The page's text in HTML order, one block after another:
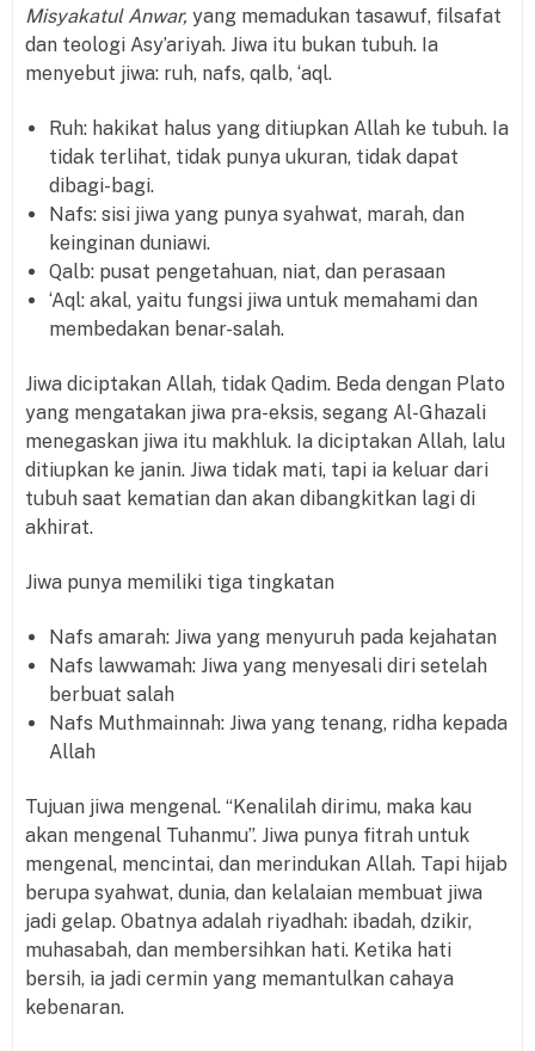
Misyakatul Anwar, yang memadukan tasawuf, filsafat
dan teologi Asy’ariyah. Jiwa itu bukan tubuh. Ia
menyebut jiwa: ruh, nafs, qalb, ‘aql.
Ruh: hakikat halus yang ditiupkan Allah ke tubuh. Ia
tidak terlihat, tidak punya ukuran, tidak dapat
dibagi-bagi.
Nafs: sisi jiwa yang punya syahwat, marah, dan
keinginan duniawi.
Qalb: pusat pengetahuan, niat, dan perasaan
‘Aql: akal, yaitu fungsi jiwa untuk memahami dan
membedakan benar-salah.
Jiwa diciptakan Allah, tidak Qadim. Beda dengan Plato
yang mengatakan jiwa pra-eksis, segang Al-Ghazali
menegaskan jiwa itu makhluk. Ia diciptakan Allah, lalu
ditiupkan ke janin. Jiwa tidak mati, tapi ia keluar dari
tubuh saat kematian dan akan dibangkitkan lagi di
akhirat.
Jiwa punya memiliki tiga tingkatan
Nafs amarah: Jiwa yang menyuruh pada kejahatan
Nafs lawwamah: Jiwa yang menyesali diri setelah
berbuat salah
Nafs Muthmainnah: Jiwa yang tenang, ridha kepada
Allah
Tujuan jiwa mengenal. “Kenalilah dirimu, maka kau
akan mengenal Tuhanmu”. Jiwa punya fitrah untuk
mengenal, mencintai, dan merindukan Allah. Tapi hijab
berupa syahwat, dunia, dan kelalaian membuat jiwa
jadi gelap. Obatnya adalah riyadhah: ibadah, dzikir,
muhasabah, dan membersihkan hati. Ketika hati
bersih, ia jadi cermin yang memantulkan cahaya
kebenaran.